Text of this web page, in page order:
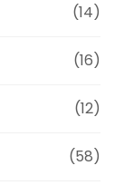
(14)
(16)
(12)
(58)